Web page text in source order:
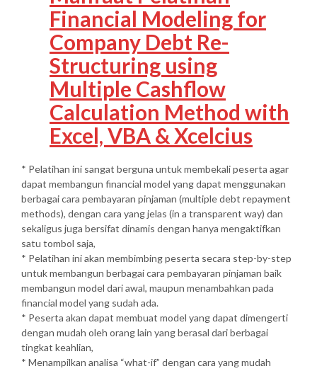
Financial Modeling for
Company Debt Re-
Structuring using
Multiple Cashflow
Calculation Method with
Excel, VBA & Xcelcius
* Pelatihan ini sangat berguna untuk membekali peserta agar
dapat membangun financial model yang dapat menggunakan
berbagai cara pembayaran pinjaman (multiple debt repayment
methods), dengan cara yang jelas (in a transparent way) dan
sekaligus juga bersifat dinamis dengan hanya mengaktifkan
satu tombol saja,
* Pelatihan ini akan membimbing peserta secara step-by-step
untuk membangun berbagai cara pembayaran pinjaman baik
membangun model dari awal, maupun menambahkan pada
financial model yang sudah ada.
* Peserta akan dapat membuat model yang dapat dimengerti
dengan mudah oleh orang lain yang berasal dari berbagai
tingkat keahlian,
* Menampilkan analisa “what-if” dengan cara yang mudah